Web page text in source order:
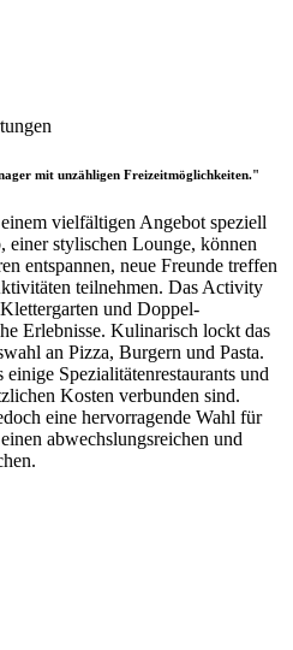
mit unzähligen Freizeitmöglichkeiten."
vielfältigen Angebot speziell
stylischen Lounge, können
entspannen, neue Freunde treffen
teilnehmen. Das Activity
und Doppel-
Erlebnisse. Kulinarisch lockt das
an Pizza, Burgern und Pasta.
Spezialitätenrestaurants und
Kosten verbunden sind.
eine hervorragende Wahl für
abwechslungsreichen und